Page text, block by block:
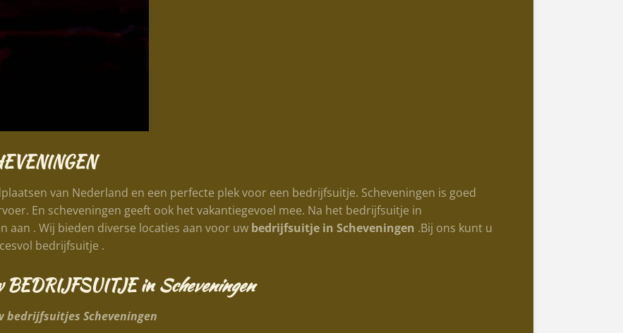
van Nederland en een perfecte plek voor een bedrijfsuitje. Scheveningen is goed
En scheveningen geeft ook het vakantiegevoel mee. Na het bedrijfsuitje in
aan . Wij bieden diverse locaties aan voor uw bedrijfsuitje in Scheveningen .Bij ons kunt u
bedrijfsuitje .
BEDRIJFSUITJE inScheveningen
bedrijfsuitjes Scheveningen